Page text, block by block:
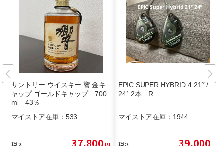
サントリー ウイスキー 響 金キ
ャップ ゴールドキャップ 700
ml 43％
マイストア在庫： 533
税込 37,800円
EPIC SUPER HYBRID 4 21° / 5
24° 2本 R
マイストア在庫： 1944
税込 39,000